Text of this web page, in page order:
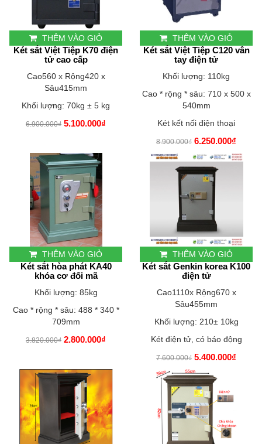
THÊM VÀO GIỎ
Két sắt Việt Tiệp K70 điện
tử cao cấp
Cao560 x Rộng420 x
Sâu415mm
Khối lượng: 70kg ± 5 kg
6.900.000₫ 5.100.000₫
THÊM VÀO GIỎ
Két sắt Việt Tiệp C120 vân
tay điện tử
Khối lượng: 110kg
Cao * rộng * sâu: 710 x 500 x
540mm
Két kết nối điện thoại
8.900.000₫ 6.250.000₫
THÊM VÀO GIỎ
Két sắt hòa phát KA40
khóa cơ đổi mã
Khối lượng: 85kg
Cao * rộng * sâu: 488 * 340 *
709mm
3.820.000₫ 2.800.000₫
THÊM VÀO GIỎ
Két sắt Genkin korea K100
điện tử
Cao1110x Rộng670 x
Sâu455mm
Khối lượng: 210± 10kg
Két điện tử, có báo động
7.600.000₫ 5.400.000₫